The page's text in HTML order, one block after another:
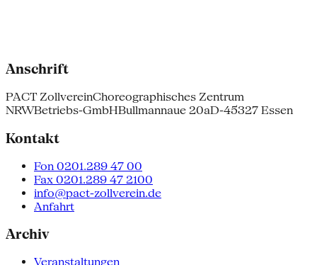
Anschrift
PACT ZollvereinChoreographisches Zentrum
NRWBetriebs-GmbHBullmannaue 20aD-45327 Essen
Kontakt
Fon 0201.289 47 00
Fax 0201.289 47 2100
info@pact-zollverein.de
Anfahrt
Archiv
Veranstaltungen